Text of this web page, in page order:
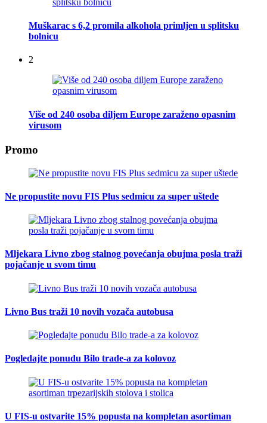
Muškarac s 6,2 promila alkohola primljen u splitsku
bolnicu
2
Više od 240 osoba diljem Europe zaraženo opasnim
virusom
Promo
Ne propustite novu FIS Plus sedmicu za super uštede
Mljekara Livno zbog stalnog povećanja obujma posla traži
pojačanje u svom timu
Livno Bus traži 10 novih vozača autobusa
Pogledajte ponudu Bilo trade-a za kolovoz
U FIS-u ostvarite 15% popusta na kompletan asortiman